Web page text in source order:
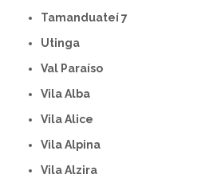
Tamanduateí 7
Utinga
Val Paraíso
Vila Alba
Vila Alice
Vila Alpina
Vila Alzira